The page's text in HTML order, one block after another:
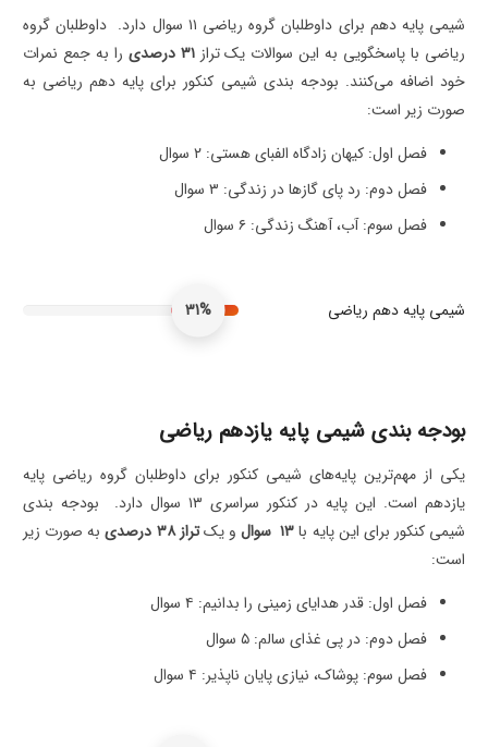
شیمی پایه دهم برای داوطلبان گروه ریاضی ۱۱ سوال دارد. داوطلبان گروه
ریاضی با پاسخگویی به این سوالات یک تراز۳۱ درصدی
را به جمع نمرات
خود اضافه می‌کنند. بودجه بندی شیمی کنکور برای پایه دهم ریاضی به
صورت زیر است:
فصل اول: کیهان زادگاه الفبای هستی: ۲ سوال
فصل دوم: رد پای گازها در زندگی: ۳ سوال
فصل سوم: آب، آهنگ زندگی: ۶ سوال
شیمی پایه دهم ریاضی 31%
بودجه بندی شیمی پایه یازدهم ریاضی
یکی از مهم‌ترین پایه‌های شیمی کنکور برای داوطلبان گروه ریاضی پایه
یازدهم است. این پایه در کنکور سراسری ۱۳ سوال دارد. بودجه بندی
شیمی کنکور برای این پایه با۱۳ سوال و یکتراز۳۸ درصدیبه صورت زیر
است:
فصل اول: قدر هدایای زمینی را بدانیم: ۴ سوال
فصل دوم: در پی غذای سالم: ۵ سوال
فصل سوم: پوشاک، نیازی پایان ناپذیر: ۴ سوال